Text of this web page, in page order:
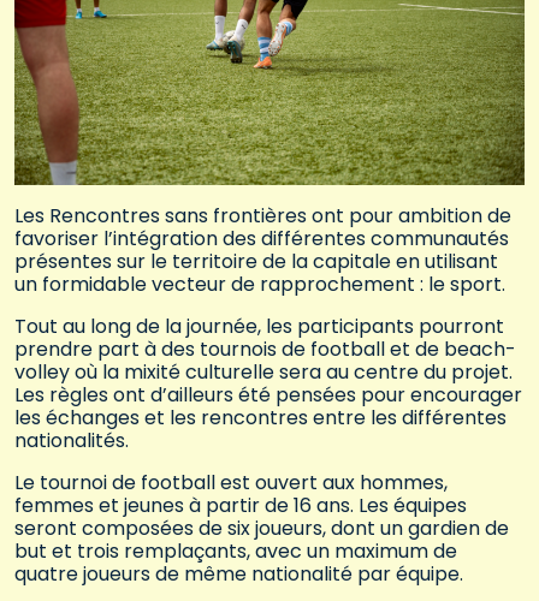
Les Rencontres sans frontières ont pour ambition de
favoriser l’intégration des différentes communautés
présentes sur le territoire de la capitale en utilisant
un formidable vecteur de rapprochement : le sport.
Tout au long de la journée, les participants pourront
prendre part à des tournois de football et de beach-
volley où la mixité culturelle sera au centre du projet.
Les règles ont d’ailleurs été pensées pour encourager
les échanges et les rencontres entre les différentes
nationalités.
Le tournoi de football est ouvert aux hommes,
femmes et jeunes à partir de 16 ans. Les équipes
seront composées de six joueurs, dont un gardien de
but et trois remplaçants, avec un maximum de
quatre joueurs de même nationalité par équipe.